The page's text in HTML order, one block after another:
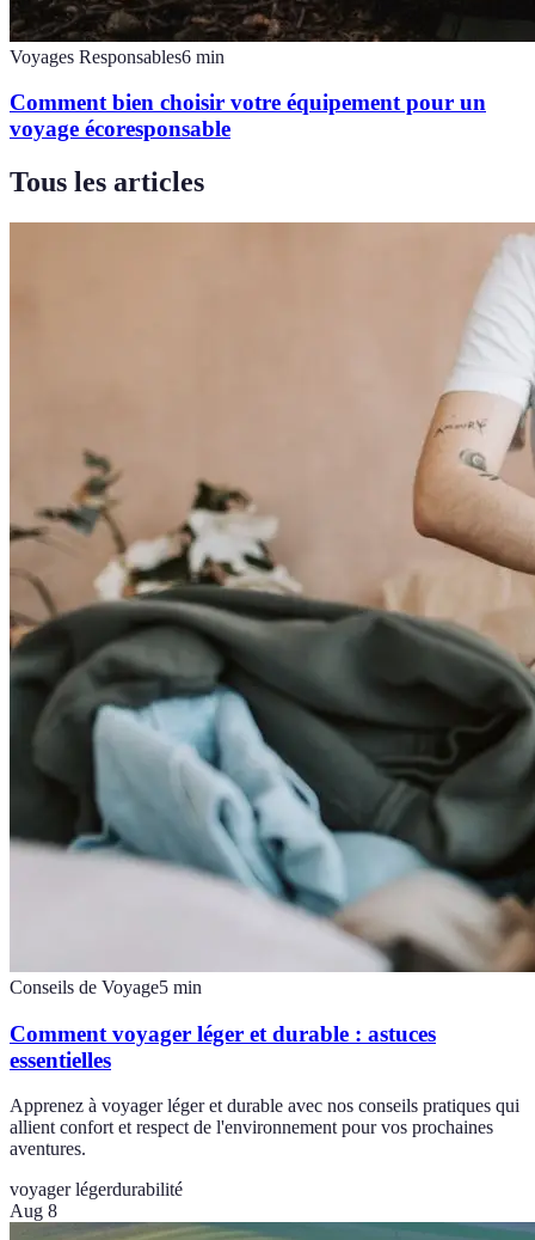
Voyages Responsables6 min
Comment bien choisir votre équipement pour un
voyage écoresponsable
Tous les articles
Conseils de Voyage5 min
Comment voyager léger et durable : astuces
essentielles
Apprenez à voyager léger et durable avec nos conseils pratiques qui
allient confort et respect de l'environnement pour vos prochaines
aventures.
voyager légerdurabilité
Aug 8